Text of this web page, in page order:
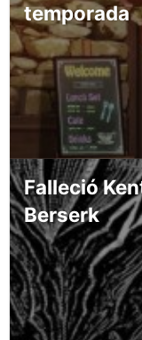
temporada
Falleció
Berserk